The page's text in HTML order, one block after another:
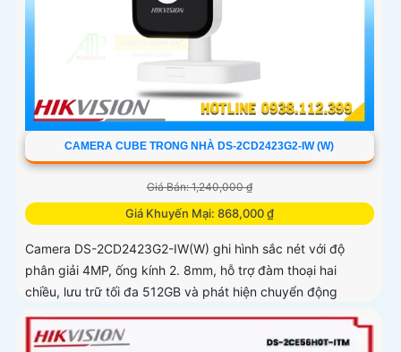
CAMERA CUBE TRONG NHÀ DS-2CD2423G2-IW (W)
Giá Bán: 1,240,000 ₫
Giá Khuyến Mại: 868,000 ₫
Camera DS-2CD2423G2-IW(W) ghi hình sắc nét với độ
phân giải 4MP, ống kính 2. 8mm, hỗ trợ đàm thoại hai
chiều, lưu trữ tối đa 512GB và phát hiện chuyển động
thông minh phân biệt người, phương tiện